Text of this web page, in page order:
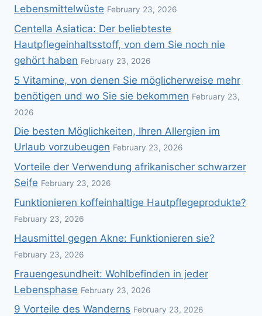
Lebensmittelwüste February 23, 2026
Centella Asiatica: Der beliebteste
Hautpflegeinhaltsstoff, von dem Sie noch nie
gehört haben February 23, 2026
5 Vitamine, von denen Sie möglicherweise mehr
benötigen und wo Sie sie bekommen February 23,
2026
Die besten Möglichkeiten, Ihren Allergien im
Urlaub vorzubeugen February 23, 2026
Vorteile der Verwendung afrikanischer schwarzer
Seife February 23, 2026
Funktionieren koffeinhaltige Hautpflegeprodukte?
February 23, 2026
Hausmittel gegen Akne: Funktionieren sie?
February 23, 2026
Frauengesundheit: Wohlbefinden in jeder
Lebensphase February 23, 2026
9 Vorteile des Wanderns February 23, 2026